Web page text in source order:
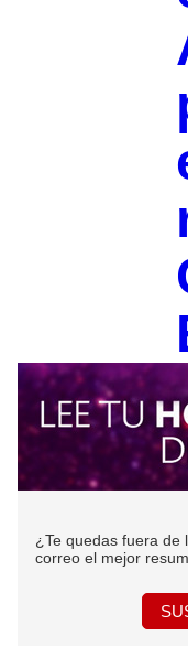
¿Te quedas fuera de
correo el mejor